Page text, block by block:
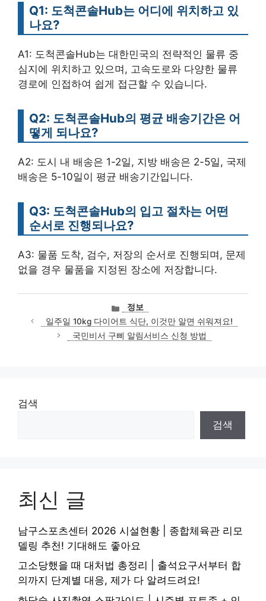
Q1: 도척콘솔Hub는 어디에 위치하고 있
나요?
A1: 도척콘솔Hub는 대한민국의 전략적인 물류 중
심지에 위치하고 있으며, 고속도로와 다양한 물류
경로에 인접하여 쉽게 접근할 수 있습니다.
Q2: 도척콘솔Hub의 평균 배송기간은 어
떻게 되나요?
A2: 도시 내 배송은 1-2일, 지방 배송은 2-5일, 국제
배송은 5-10일이 평균 배송기간입니다.
Q3: 도척콘솔Hub의 입고 절차는 어떤
순서로 진행되나요?
A3: 물품 도착, 검수, 저장의 순서로 진행되며, 문제
없을 경우 물품을 지정된 장소에 저장합니다.
카
테
고
리
정보
일주일 10kg 다이어트 식단, 이것만 알면 쉬워져요!
국민비서 구삐 알림서비스 신청 방법
검색
검색
최신 글
남구스포츠센터 2026 시설현황 | 종합체육관 리모
델링 추천! 기대해도 좋아요
고소당했을 때 대처법 총정리 | 출석요구서부터 합
의까지 단계별 대응, 제가 다 알려드려요!